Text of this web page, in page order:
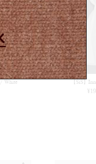
/ White 【SiS】
¥